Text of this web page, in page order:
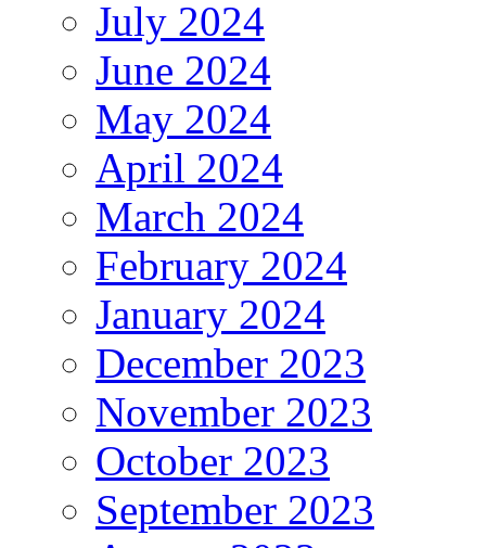
July 2024
June 2024
May 2024
April 2024
March 2024
February 2024
January 2024
December 2023
November 2023
October 2023
September 2023